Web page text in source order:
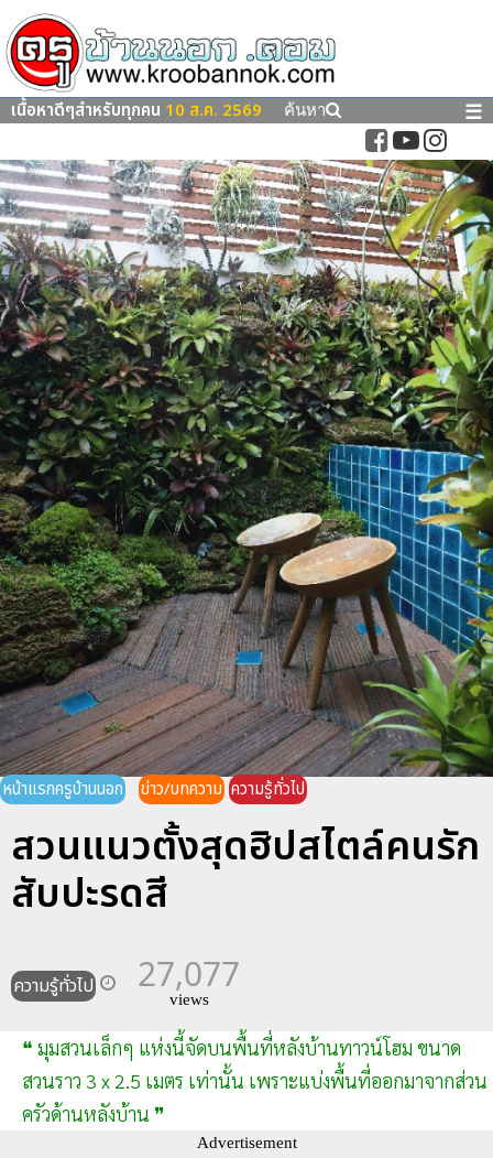
เนื้อหาดีๆสำหรับทุกคน 10 ส.ค. 2569 ค้นหา ☰
หน้าแรกครูบ้านนอก ข่าว/บทความ ความรู้ทั่วไป
สวนแนวตั้งสุดฮิปสไตล์คนรัก
สับปะรดสี
ความรู้ทั่วไป 27,077
views
❝ มุมสวนเล็กๆ แห่งนี้จัดบนพื้นที่หลังบ้านทาวน์โฮม ขนาด
สวนราว 3 x 2.5 เมตร เท่านั้น เพราะแบ่งพื้นที่ออกมาจากส่วน
ครัวด้านหลังบ้าน ❞
Advertisement